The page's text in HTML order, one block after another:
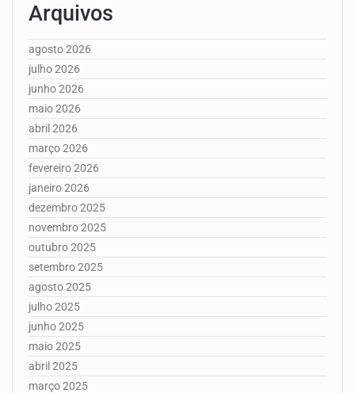
Arquivos
agosto 2026
julho 2026
junho 2026
maio 2026
abril 2026
março 2026
fevereiro 2026
janeiro 2026
dezembro 2025
novembro 2025
outubro 2025
setembro 2025
agosto 2025
julho 2025
junho 2025
maio 2025
abril 2025
março 2025